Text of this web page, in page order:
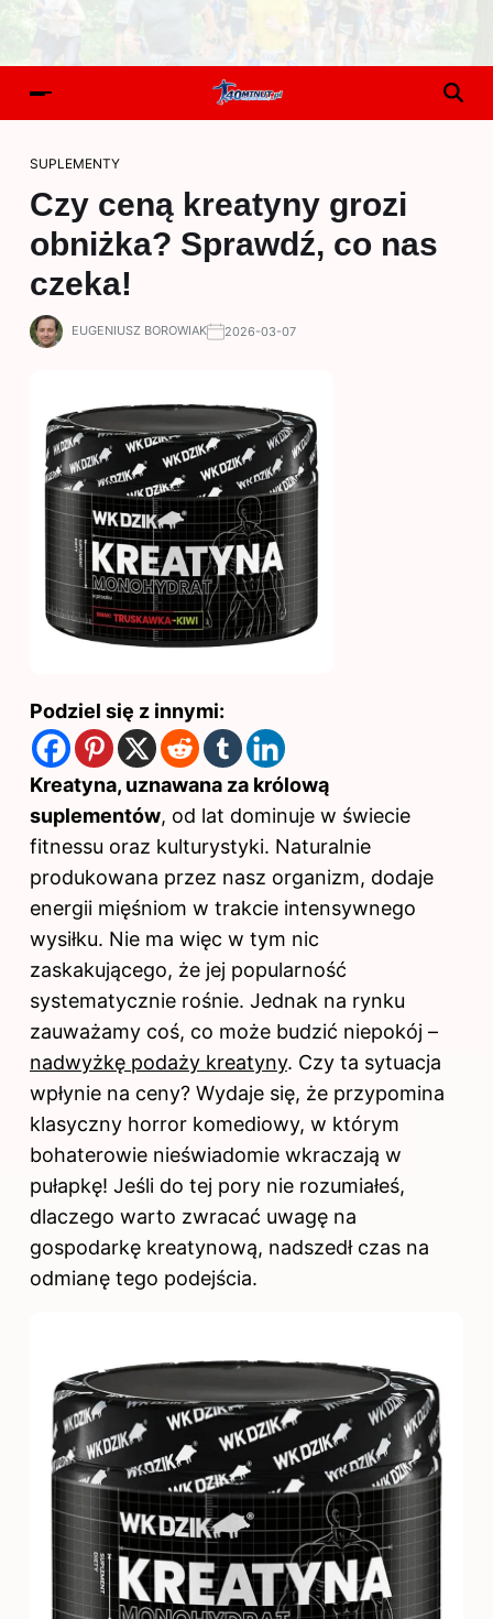
SUPLEMENTY
Czy ceną kreatyny grozi
obniżka? Sprawdź, co nas
czeka!
EUGENIUSZ BOROWIAK 2026-03-07
Podziel się z innymi:
Kreatyna, uznawana za królową
suplementów, od lat dominuje w świecie
fitnessu oraz kulturystyki. Naturalnie
produkowana przez nasz organizm, dodaje
energii mięśniom w trakcie intensywnego
wysiłku. Nie ma więc w tym nic
zaskakującego, że jej popularność
systematycznie rośnie. Jednak na rynku
zauważamy coś, co może budzić niepokój –
nadwyżkę podaży kreatyny. Czy ta sytuacja
wpłynie na ceny? Wydaje się, że przypomina
klasyczny horror komediowy, w którym
bohaterowie nieświadomie wkraczają w
pułapkę! Jeśli do tej pory nie rozumiałeś,
dlaczego warto zwracać uwagę na
gospodarkę kreatynową, nadszedł czas na
odmianę tego podejścia.